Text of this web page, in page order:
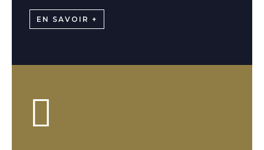
EN SAVOIR +